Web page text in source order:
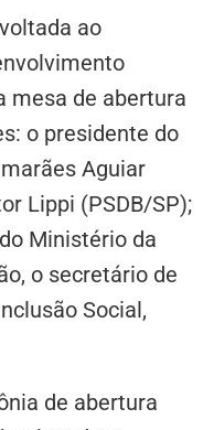
ao
mesa de abertura
o presidente do
Aguiar
Lippi (PSDB/SP);
Ministério da
o secretário de
Social,
de abertura